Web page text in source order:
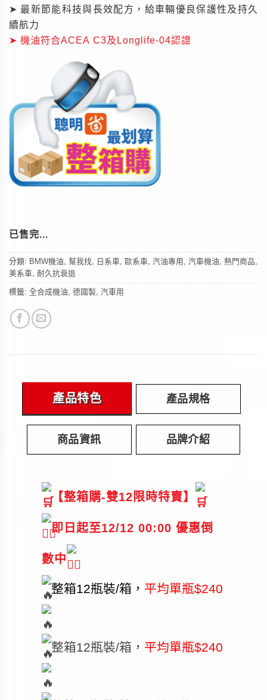
➤ 最新節能科技與長效配方，給車輛優良保護性及持久
續航力
➤ 機油符合ACEA C3及Longlife-04認證
已售完
分類: BMW機油, 幫我找, 日系車, 歐系車, 汽油專用 , 汽車機油, 熱門商品,
美系車, 耐久抗衰退
標籤: 全合成機油, 德國製, 汽車用
產品特色 產品規格
商品資訊 品牌介紹
【整箱購-雙12限時特賣】
即日起至12/12 00:00 優惠倒
數中
整箱12瓶裝/箱， 平均單瓶$240
整箱12瓶裝/箱， 平均單瓶$240